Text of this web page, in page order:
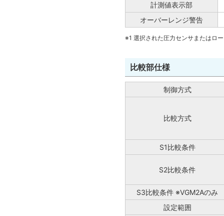
計測値表示部
オーバーレンジ警告
※1 選択された圧力センサまたはロ
比較部仕様
制御方式
比較方式
S1比較条件
S2比較条件
S3比較条件 ※VGM2Aのみ
設定範囲